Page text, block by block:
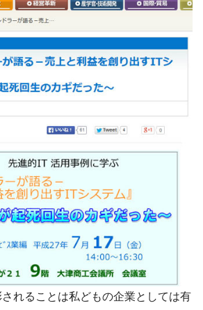
れることは私どもの企業としては有